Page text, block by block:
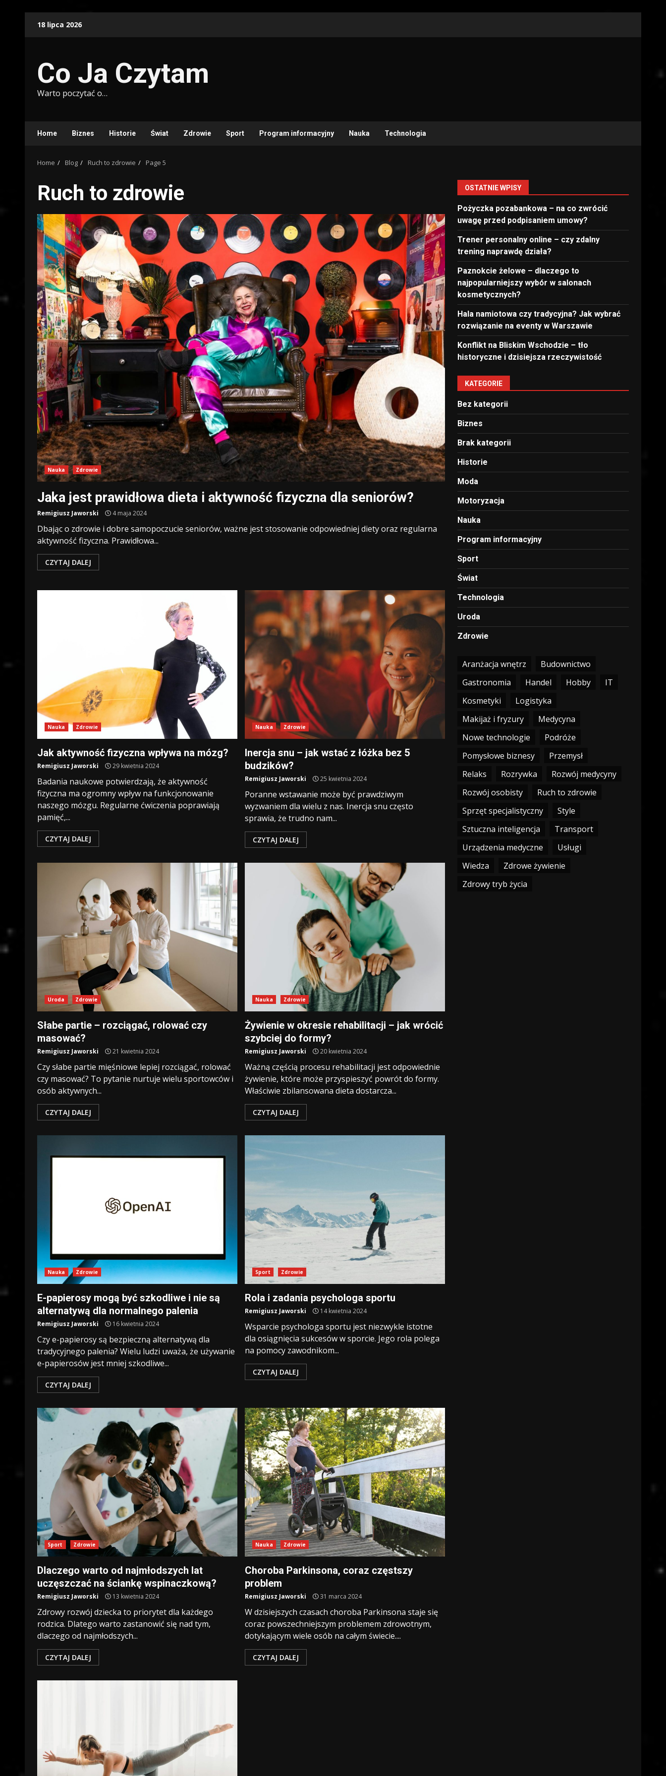
18 lipca 2026
Co Ja Czytam
Warto poczytać o…
Home Biznes Historie Świat Zdrowie Sport Program informacyjny Nauka Technologia
Home Blog Ruch to zdrowie Page 5
Ruch to zdrowie
Nauka Zdrowie
Jaka jest prawidłowa dieta i aktywność fizyczna dla seniorów?
Remigiusz Jaworski 4 maja 2024
Dbając o zdrowie i dobre samopoczucie seniorów, ważne jest stosowanie odpowiedniej diety oraz regularna
aktywność fizyczna. Prawidłowa...
CZYTAJ DALEJ
Nauka Zdrowie
Jak aktywność fizyczna wpływa na mózg?
Remigiusz Jaworski 29 kwietnia 2024
Badania naukowe potwierdzają, że aktywność
fizyczna ma ogromny wpływ na funkcjonowanie
naszego mózgu. Regularne ćwiczenia poprawiają
pamięć,...
CZYTAJ DALEJ
Nauka Zdrowie
Inercja snu – jak wstać z łóżka bez 5
budzików?
Remigiusz Jaworski 25 kwietnia 2024
Poranne wstawanie może być prawdziwym
wyzwaniem dla wielu z nas. Inercja snu często
sprawia, że trudno nam...
CZYTAJ DALEJ
Uroda Zdrowie
Słabe partie – rozciągać, rolować czy
masować?
Remigiusz Jaworski 21 kwietnia 2024
Czy słabe partie mięśniowe lepiej rozciągać, rolować
czy masować? To pytanie nurtuje wielu sportowców i
osób aktywnych...
CZYTAJ DALEJ
Nauka Zdrowie
Żywienie w okresie rehabilitacji – jak wrócić
szybciej do formy?
Remigiusz Jaworski 20 kwietnia 2024
Ważną częścią procesu rehabilitacji jest odpowiednie
żywienie, które może przyspieszyć powrót do formy.
Właściwie zbilansowana dieta dostarcza...
CZYTAJ DALEJ
Nauka Zdrowie
E-papierosy mogą być szkodliwe i nie są
alternatywą dla normalnego palenia
Remigiusz Jaworski 16 kwietnia 2024
Czy e-papierosy są bezpieczną alternatywą dla
tradycyjnego palenia? Wielu ludzi uważa, że używanie
e-papierosów jest mniej szkodliwe...
CZYTAJ DALEJ
Sport Zdrowie
Rola i zadania psychologa sportu
Remigiusz Jaworski 14 kwietnia 2024
Wsparcie psychologa sportu jest niezwykle istotne
dla osiągnięcia sukcesów w sporcie. Jego rola polega
na pomocy zawodnikom...
CZYTAJ DALEJ
Sport Zdrowie
Dlaczego warto od najmłodszych lat
uczęszczać na ściankę wspinaczkową?
Remigiusz Jaworski 13 kwietnia 2024
Zdrowy rozwój dziecka to priorytet dla każdego
rodzica. Dlatego warto zastanowić się nad tym,
dlaczego od najmłodszych...
CZYTAJ DALEJ
Nauka Zdrowie
Choroba Parkinsona, coraz częstszy
problem
Remigiusz Jaworski 31 marca 2024
W dzisiejszych czasach choroba Parkinsona staje się
coraz powszechniejszym problemem zdrowotnym,
dotykającym wiele osób na całym świecie....
CZYTAJ DALEJ
OSTATNIE WPISY
Pożyczka pozabankowa – na co zwrócić
uwagę przed podpisaniem umowy?
Trener personalny online – czy zdalny
trening naprawdę działa?
Paznokcie żelowe – dlaczego to
najpopularniejszy wybór w salonach
kosmetycznych?
Hala namiotowa czy tradycyjna? Jak wybrać
rozwiązanie na eventy w Warszawie
Konflikt na Bliskim Wschodzie – tło
historyczne i dzisiejsza rzeczywistość
KATEGORIE
Bez kategorii
Biznes
Brak kategorii
Historie
Moda
Motoryzacja
Nauka
Program informacyjny
Sport
Świat
Technologia
Uroda
Zdrowie
Aranżacja wnętrz
Budownictwo
Gastronomia
Handel Hobby
IT
Kosmetyki
Logistyka
Makijaż i fryzury
Medycyna
Nowe technologie
Podróże
Pomysłowe biznesy
Przemysł
Relaks
Rozrywka
Rozwój medycyny
Rozwój osobisty
Ruch to zdrowie
Sprzęt specjalistyczny
Style
Sztuczna inteligencja
Transport
Urządzenia medyczne
Usługi
Wiedza
Zdrowe żywienie
Zdrowy tryb życia